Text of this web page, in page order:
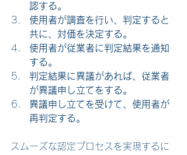
認する。
使用者が調査を行い、判定すると
共に、対価を決定する。
使用者が従業者に判定結果を通知
する。
判定結果に異議があれば、従業者
が異議申し立てをする。
異議申し立てを受けて、使用者が
再判定する。
スムーズな認定プロセスを実現するに